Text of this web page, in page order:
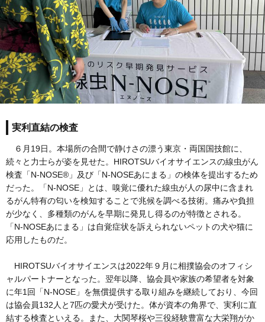
実利直結の検査
６月19日。本場所の合間で静けさの漂う東京・両国国技館に、
続々と力士らが姿を見せた。HIROTSUバイオサイエンスの線虫がん
検査「N-NOSE®」及び「N-NOSEあにまる」の検体を提出するため
だった。「N-NOSE」とは、嗅覚に優れた線虫が人の尿中に含まれ
るがん特有の匂いを検知することで兆候を調べる技術。痛みや負担
が少なく、多種類のがんを早期に発見し得るのが特徴とされる。
「N-NOSEあにまる」は自覚症状を訴えられないペットの犬や猫に
応用したものだ。
HIROTSUバイオサイエンスは2022年９月に相撲協会のオフィシ
ャルパートナーとなった。翌年以降、協会員や家族の希望者を対象
に年1回「N-NOSE」を無償提供する取り組みを継続しており、今回
は協会員132人と7匹の愛犬が受けた。体が資本の角界で、実利に直
結する検査といえる。また、大関琴桜や三役経験豊富な大栄翔がか